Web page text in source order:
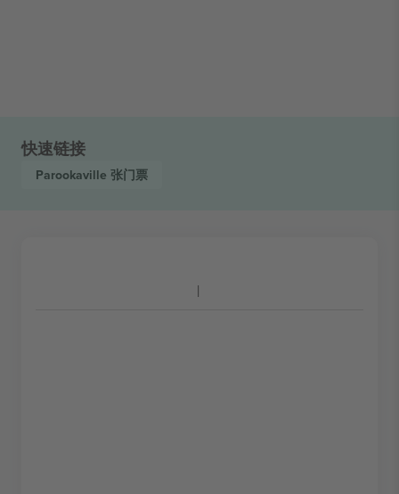
快速链接
Parookaville 张门票